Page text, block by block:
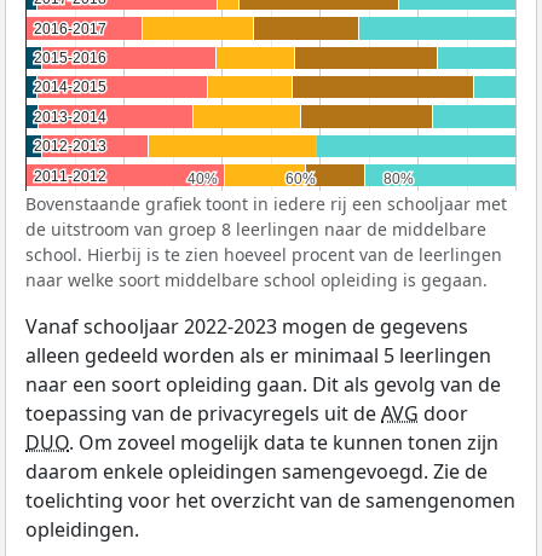
40%
40% 60%
60% 80%
80%
2016-2017
2016-2017
2015-2016
2015-2016
2014-2015
2014-2015
2013-2014
2013-2014
2012-2013
2012-2013
2011-2012
2011-2012
Bovenstaande grafiek toont in iedere rij een schooljaar met
de uitstroom van groep 8 leerlingen naar de middelbare
school. Hierbij is te zien hoeveel procent van de leerlingen
naar welke soort middelbare school opleiding is gegaan.
Vanaf schooljaar 2022-2023 mogen de gegevens
alleen gedeeld worden als er minimaal 5 leerlingen
naar een soort opleiding gaan. Dit als gevolg van de
toepassing van de privacyregels uit deAVG door
DUO. Om zoveel mogelijk data te kunnen tonen zijn
daarom enkele opleidingen samengevoegd. Zie de
toelichting voor het overzicht van de samengenomen
opleidingen.